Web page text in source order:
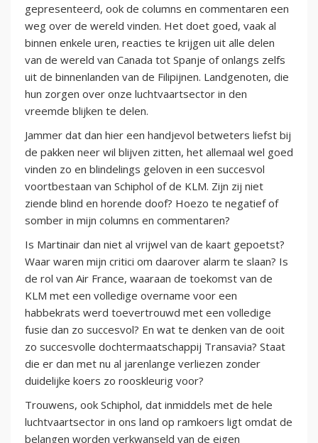
gepresenteerd, ook de columns en commentaren een
weg over de wereld vinden. Het doet goed, vaak al
binnen enkele uren, reacties te krijgen uit alle delen
van de wereld van Canada tot Spanje of onlangs zelfs
uit de binnenlanden van de Filipijnen. Landgenoten, die
hun zorgen over onze luchtvaartsector in den
vreemde blijken te delen.
Jammer dat dan hier een handjevol betweters liefst bij
de pakken neer wil blijven zitten, het allemaal wel goed
vinden zo en blindelings geloven in een succesvol
voortbestaan van Schiphol of de KLM. Zijn zij niet
ziende blind en horende doof? Hoezo te negatief of
somber in mijn columns en commentaren?
Is Martinair dan niet al vrijwel van de kaart gepoetst?
Waar waren mijn critici om daarover alarm te slaan? Is
de rol van Air France, waaraan de toekomst van de
KLM met een volledige overname voor een
habbekrats werd toevertrouwd met een volledige
fusie dan zo succesvol? En wat te denken van de ooit
zo succesvolle dochtermaatschappij Transavia? Staat
die er dan met nu al jarenlange verliezen zonder
duidelijke koers zo rooskleurig voor?
Trouwens, ook Schiphol, dat inmiddels met de hele
luchtvaartsector in ons land op ramkoers ligt omdat de
belangen worden verkwanseld van de eigen